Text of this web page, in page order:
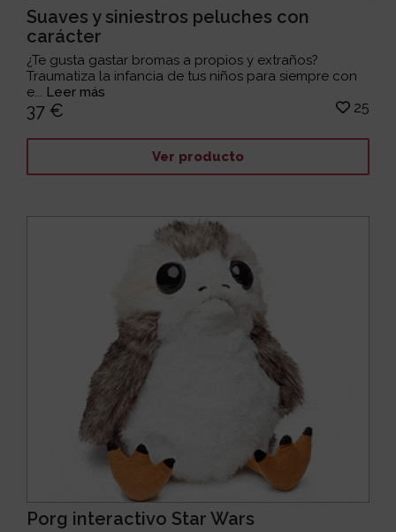
Suaves y siniestros peluches con
carácter
¿Te gusta gastar bromas a propios y extraños?
Traumatiza la infancia de tus niños para siempre con
e... Leer más
37 € 25
Ver producto
Porg interactivo Star Wars